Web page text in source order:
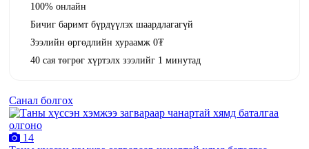
100% онлайн
Бичиг баримт бүрдүүлэх шаардлагагүй
Зээлийн өргөдлийн хураамж 0₮
40 сая төгрөг хүртэлх зээлийг 1 минутад
Санал болгох
14